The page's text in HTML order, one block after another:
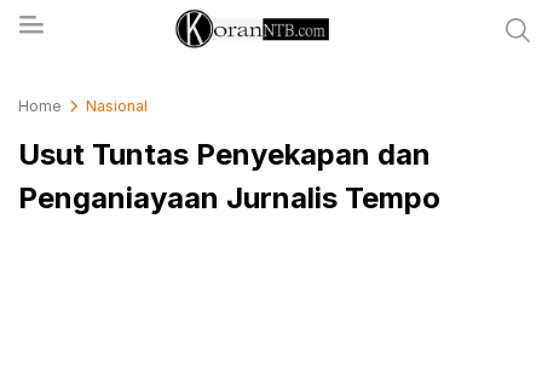
Home Nasional
Usut Tuntas Penyekapan dan
Penganiayaan Jurnalis Tempo